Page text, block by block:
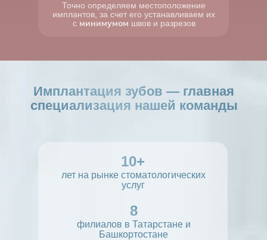
Точно определяем местоположение
имплантов, за счет его устанавливаем их
с минимумом швов и разрезов
Имплантация зубов — главная
специализация нашей команды
10+
лет на рынке стоматологических
услуг
8
филиалов в Татарстане и
Башкортостане